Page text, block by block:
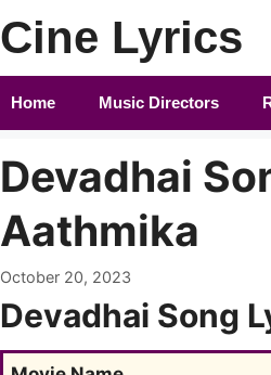
Cine Lyrics
Home Music Directors
Devadhai
Aathmika
October 20, 2023
Devadhai Song